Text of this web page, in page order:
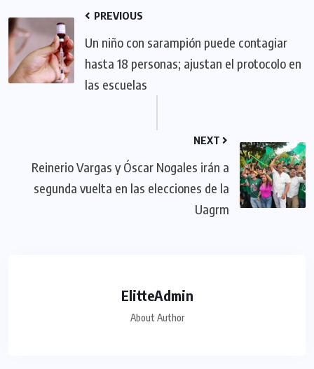
PREVIOUS
Un niño con sarampión puede contagiar
hasta 18 personas; ajustan el protocolo en
las escuelas
NEXT
Reinerio Vargas y Óscar Nogales irán a
segunda vuelta en las elecciones de la
Uagrm
ElitteAdmin
About Author